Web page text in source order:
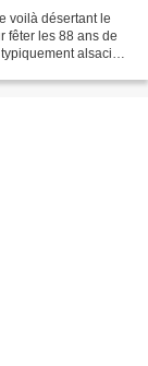
voilà désertant le
fêter les 88 ans de
alsacien.